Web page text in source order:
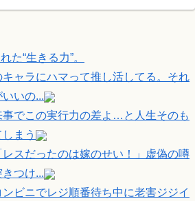
た“生きる力”。
ャラにハマって推し活してる。それ
いの...
事でこの実行力の差よ…と人生そのも
まう
スだったのは嫁のせい！」虚偽の噂
つけ...
ビニでレジ順番待ち中に老害ジジイ